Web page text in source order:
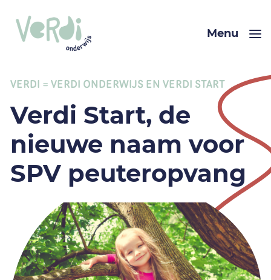
Menu
VERDI = VERDI ONDERWIJS EN VERDI START
Verdi Start, de
nieuwe naam voor
SPV peuteropvang